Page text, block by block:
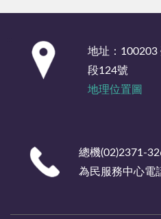
地址：100203
段124號
地理位置圖
總機(02)2371-
為民服務中心電